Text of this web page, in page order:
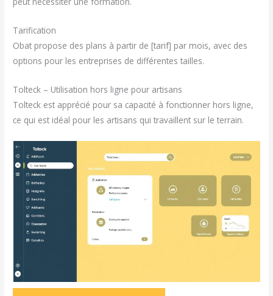
Tarification
Obat propose des plans à partir de [tarif] par mois, avec des
options pour les entreprises de différentes tailles.
Tolteck – Utilisation hors ligne pour artisans
Tolteck est apprécié pour sa capacité à fonctionner hors ligne,
ce qui est idéal pour les artisans qui travaillent sur le terrain.